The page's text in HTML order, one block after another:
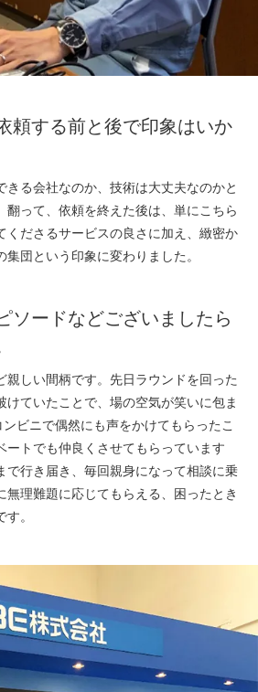
頼する前と後で印象はいか
きる会社なのか、技術は大丈夫なのかと
翻って、依頼を終えた後は、単にこちら
くださるサービスの良さに加え、緻密か
団という印象に変わりました。
ソードなどございましたら
親しい間柄です。先日ラウンドを回った
けていたことで、場の空気が笑いに包ま
ビニで偶然にも声をかけてもらったこ
ートでも仲良くさせてもらっています
で行き届き、毎回親身になって相談に乗
無理難題に応じてもらえる、困ったとき
。